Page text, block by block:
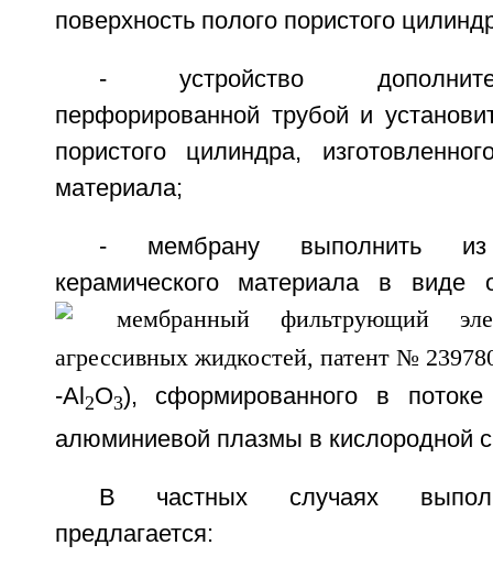
поверхность полого пористого
- устройство
перфорированной трубой и
пористого цилиндра,
материала;
- мембрану выполнить из
керамического материала в
-Al 2O3), сформированного в потоке
алюминиевой плазмы в кислородной
В частных случаях
предлагается: